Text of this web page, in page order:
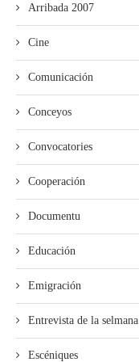
Arribada 2007
Cine
Comunicación
Conceyos
Convocatories
Cooperación
Documentu
Educación
Emigración
Entrevista de la selmana
Escéniques